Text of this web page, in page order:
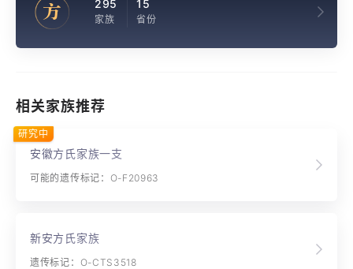
方 295
家族
15
省份
相关家族推荐
安徽方氏家族一支
可能的遗传标记：O-F20963
研究中
新安方氏家族
遗传标记：O-CTS3518